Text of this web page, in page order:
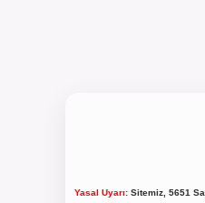
Yasal Uyarı:Sitemiz, 5651